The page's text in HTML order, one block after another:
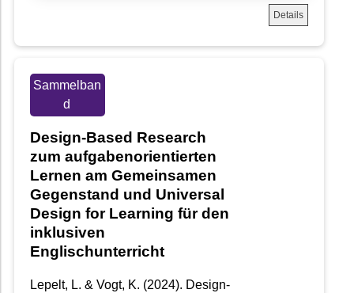
Details
Sammelban
d
Design-Based Research
zum aufgabenorientierten
Lernen am Gemeinsamen
Gegenstand und Universal
Design for Learning für den
inklusiven
Englischunterricht
Lepelt, L. & Vogt, K. (2024). Design-